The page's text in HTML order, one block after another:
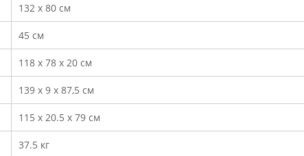
132 х 80 см
45 см
118 х 78 х 20 см
139 х 9 х 87,5 см
115 х 20.5 х 79 см
37.5 кг